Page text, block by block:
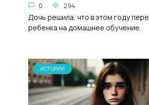
0 294
Дочь решила, что в этом году
ребенка на домашнее обучение.
ИСТОРИИ